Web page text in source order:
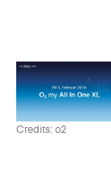
Credits: o2